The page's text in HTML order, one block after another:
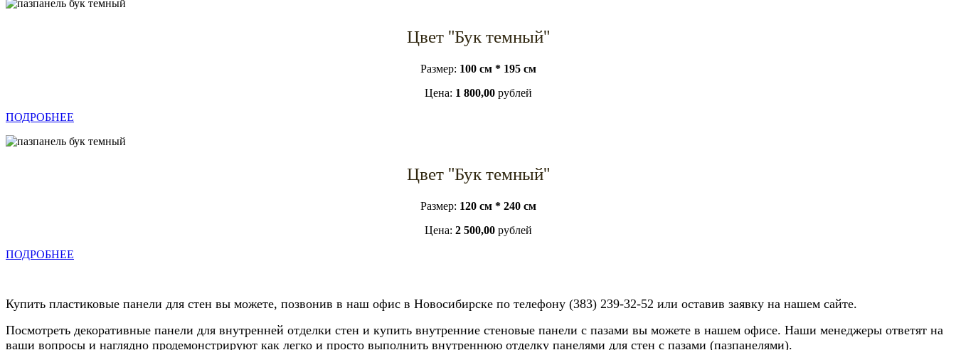
Цвет "Бук темный"
Размер: 100 см * 195 см
Цена: 1 800,00рублей
ПОДРОБНЕЕ
Цвет "Бук темный"
Размер: 120 см * 240 см
Цена: 2 500,00рублей
ПОДРОБНЕЕ
Купить пластиковые панели для стен вы можете, позвонив в наш офис в Новосибирске по телефону (383) 239-32-52 или оставив заявку на нашем сайте.
Посмотреть декоративные панели для внутренней отделки стен и купить внутренние стеновые панели с пазами вы можете в нашем офисе. Наши менеджеры ответят на
ваши вопросы и наглядно продемонстрируют как легко и просто выполнить внутреннюю отделку панелями для стен с пазами (пазпанелями).